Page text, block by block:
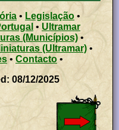
• Legislação •
• Ultramar
(Municípios)•
(Ultramar)•
• Contacto •
08/12/2025